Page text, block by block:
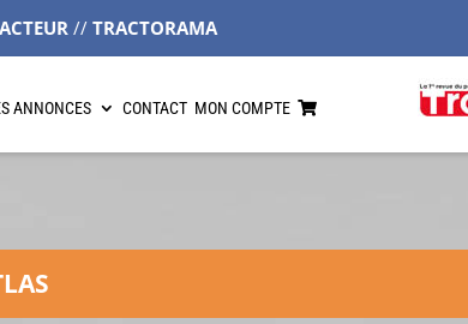
// TRACTORAMA
ANNONCES CONTACT MON COMPTE